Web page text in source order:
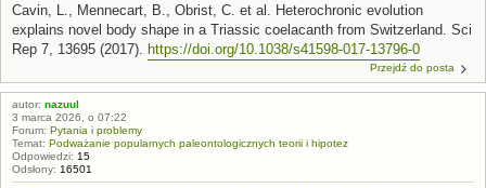
Cavin, L., Mennecart, B., Obrist, C. et al. Heterochronic evolution
explains novel body shape in a Triassic coelacanth from Switzerland. Sci
Rep 7, 13695 (2017). https://doi.org/10.1038/s41598-017-13796-0
Przejdź do posta
autor: nazuul
3 marca 2026, o 07:22
Forum: Pytania i problemy
Temat: Podważanie popularnych paleontologicznych teorii i hipotez
Odpowiedzi: 15
Odsłony: 16501